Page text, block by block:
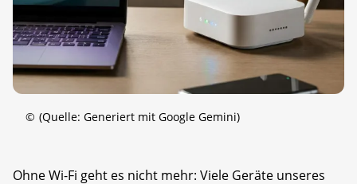
© (Quelle: Generiert mit Google Gemini)
Ohne Wi-Fi geht es nicht mehr: Viele Geräte unseres